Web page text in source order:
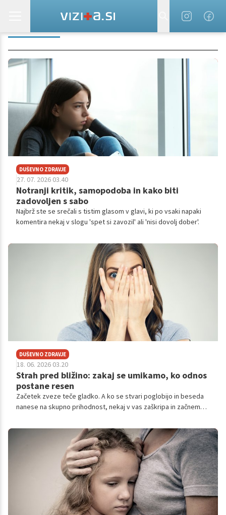
DUŠEVNO ZDRAVJE
27. 07. 2026 03.40
Notranji kritik, samopodoba in kako biti
zadovoljen s sabo
Najbrž ste se srečali s tistim glasom v glavi, ki po vsaki napaki
komentira nekaj v slogu 'spet si zavozil' ali 'nisi dovolj dober'.
DUŠEVNO ZDRAVJE
18. 06. 2026 03.20
Strah pred bližino: zakaj se umikamo, ko odnos
postane resen
Začetek zveze teče gladko. A ko se stvari poglobijo in beseda
nanese na skupno prihodnost, nekaj v vas zaškripa in začnemo
živeti skupaj ali načrtovati prihodnosti, ampak prej to, da nas je
preprosto strah bližine.